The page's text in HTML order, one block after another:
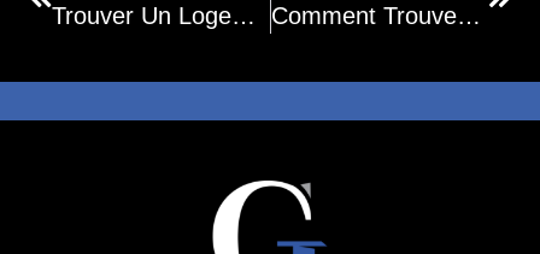
Trouver Un Logement Étudiant Sur Strasbourg Comment Trouver Un Job Étudiant ?